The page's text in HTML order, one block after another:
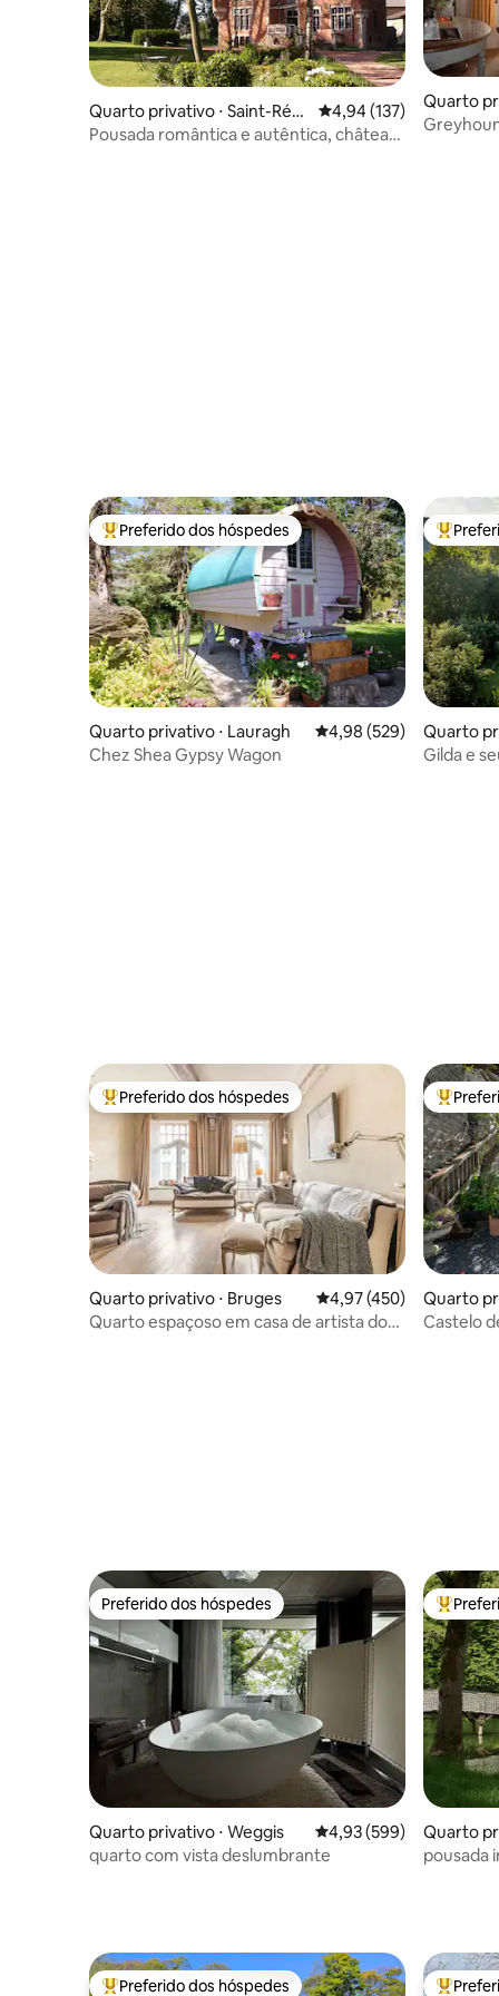
Quarto privativo ⋅ Saint-Rém
y-de-Chargnat
4,94 de uma avaliação
4,94 (137)
Pousada romântica e autêntica, château
Quarto
re
Entre os melhores preferidos dos hóspedes
Preferido dos hóspedes
Quarto privativo ⋅ Lauragh 4,98 de uma avaliação
4,98 (529)
Chez Shea Gypsy Wagon
Entre os
Quarto
Gilda e
Entre os melhores preferidos dos hóspedes
Preferido dos hóspedes
Quarto privativo ⋅ Bruges 4,97 de uma avaliação
4,97 (450)
Quarto espaçoso em casa de artista do
Entre os
Quarto
ay
Castelo
Preferido dos hóspedes
Preferido dos hóspedes
Quarto privativo ⋅ Weggis 4,93 de uma avaliação
4,93 (599)
quarto com vista deslumbrante
Entre os
Quarto
pousada
Preferido dos hóspedes